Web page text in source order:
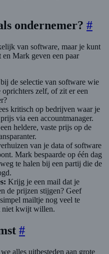
ondernemer? #
van software, maar je kunt
en Mark geven een paar
de selectie van software wie
zelf, of zit er een
kritisch op bedrijven waar je
via een accountmanager.
heldere, vaste prijs op de
van je data of software
Mark bespaarde op één dag
te halen bij een partij die de
Krijg je een mail dat je
de prijzen stijgen? Geef
mailtje nog veel te
niet kwijt willen.
#
alles uitbesteden aan grote